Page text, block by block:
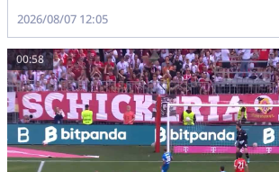
2026/08/07 12:05
00:58